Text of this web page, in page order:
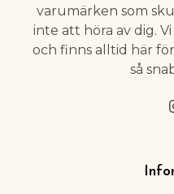
varumärken som
inte att höra av dig.
och finns alltid här
så